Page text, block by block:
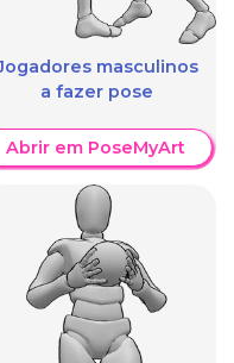
masculinos
a fazer pose
Abrir em PoseMyArt